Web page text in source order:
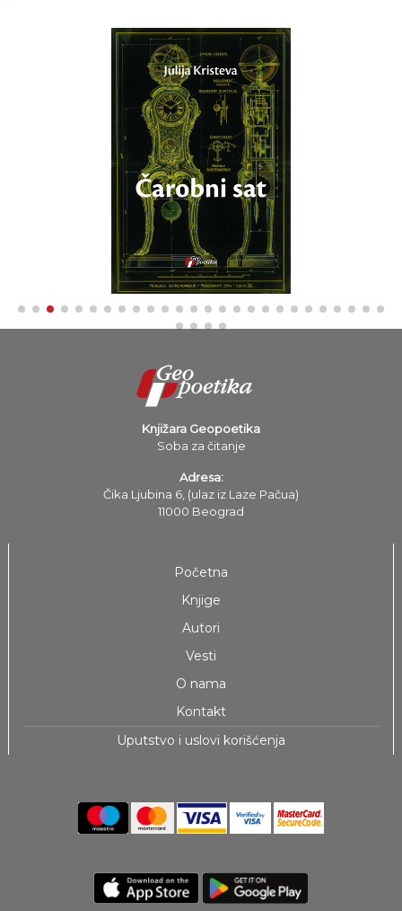
Knjižara Geopoetika
Soba za čitanje
Adresa:
Čika Ljubina 6, (ulaz iz Laze Pačua)
11000 Beograd
Početna
Knjige
Autori
Vesti
O nama
Kontakt
Uputstvo i uslovi korišćenja